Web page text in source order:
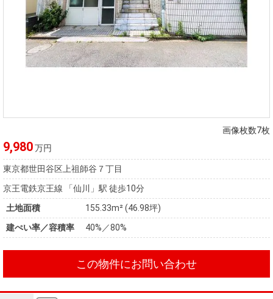
画像枚数7枚
9,980万円
東京都世田谷区上祖師谷７丁目
京王電鉄京王線 「仙川」駅 徒歩10分
土地面積
155.33m² (46.98坪)
建ぺい率／容積率
40%／80%
この物件にお問い合わせ